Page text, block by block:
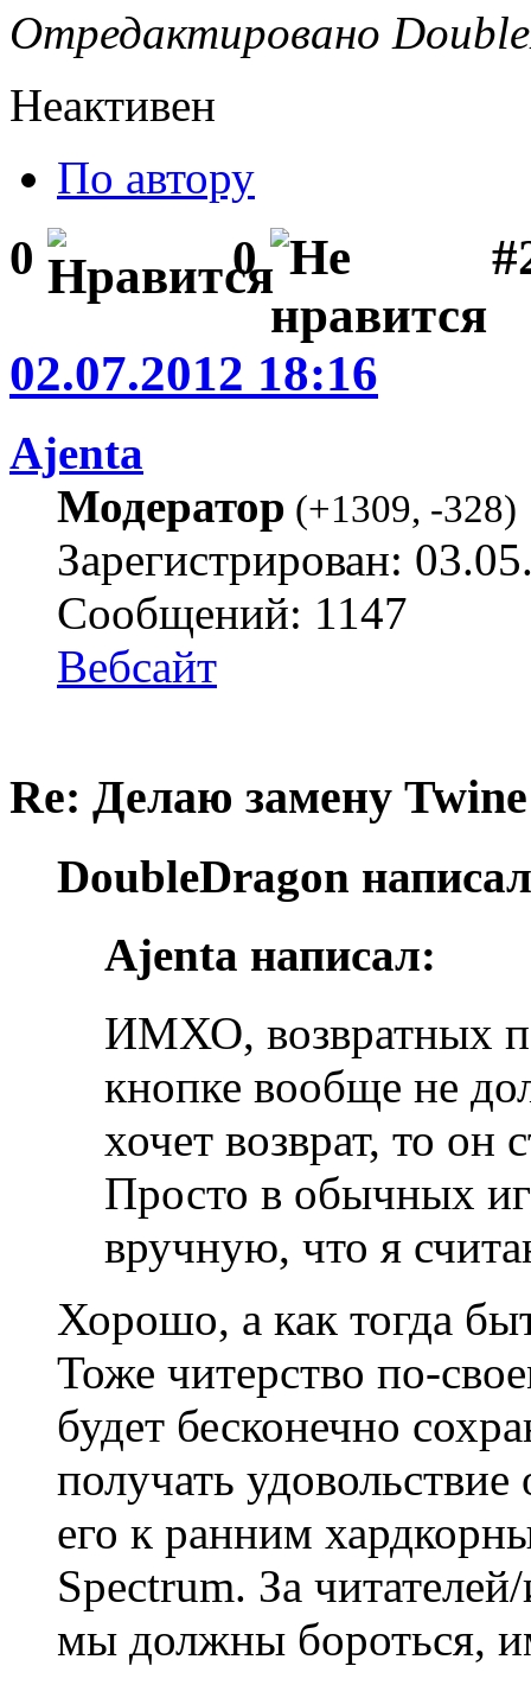
Отредактировано
Неактивен
По автору
0 0
02.07.2012 18:16
Ajenta
Модератор (+1309, -328)
Зарегистрирован:
Сообщений: 1147
Вебсайт
Re: Делаю замену
DoubleDragon
Ajenta написал:
ИМХО, возвратных
кнопке вообще не
хочет возврат, то он
Просто в обычных
вручную, что я
Хорошо, а как тогда
Тоже читерство по-
будет бесконечно
получать
его к ранним
Spectrum. За
мы должны бороться,